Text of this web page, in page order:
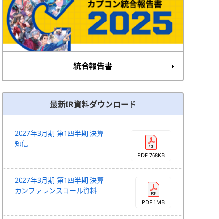
統合報告書
最新IR資料ダウンロード
2027年3月期 第1四半期 決算
短信
PDF 768KB
2027年3月期 第1四半期 決算
カンファレンスコール資料
PDF 1MB